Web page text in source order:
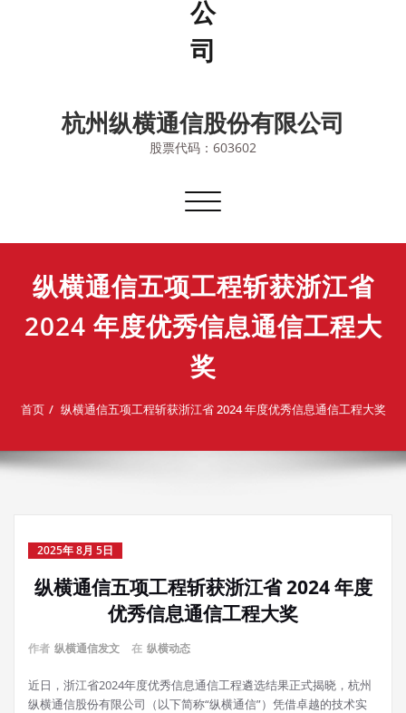
杭州纵横通信股份有限公司
股票代码：603602
切
导
纵横通信五项工程斩获浙江省
2024 年度优秀信息通信工程大
奖
首页 纵横通信五项工程斩获浙江省 2024 年度优秀信息通信工程大奖
2025年 8月 5日
纵横通信五项工程斩获浙江省 2024 年度
优秀信息通信工程大奖
作者 纵横通信发文 在 纵横动态
近日，浙江省2024年度优秀信息通信工程遴选结果正式揭晓，杭州
纵横通信股份有限公司（以下简称“纵横通信”）凭借卓越的技术实